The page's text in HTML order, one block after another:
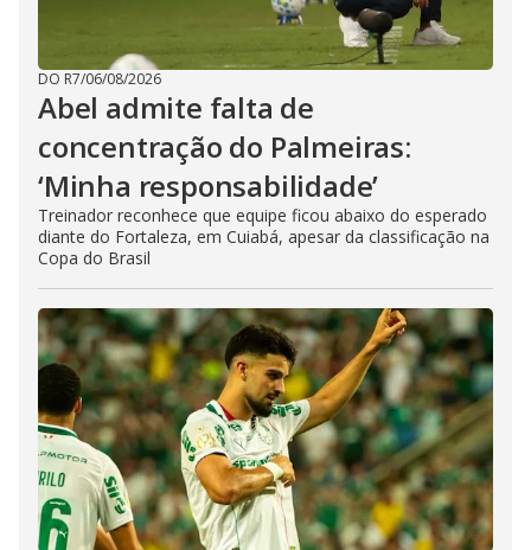
DO R7/06/08/2026
Abel admite falta de
concentração do Palmeiras:
‘Minha responsabilidade’
Treinador reconhece que equipe ficou abaixo do esperado
diante do Fortaleza, em Cuiabá, apesar da classificação na
Copa do Brasil